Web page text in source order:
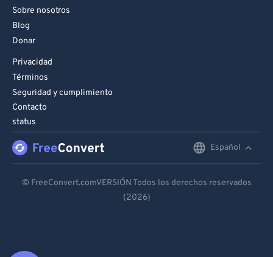
Sobre nosotros
Blog
Donar
Privacidad
Términos
Seguridad y cumplimiento
Contacto
status
Español
Español
© FreeConvert.comVERSIÓN Todos los derechos reservados
(2026)